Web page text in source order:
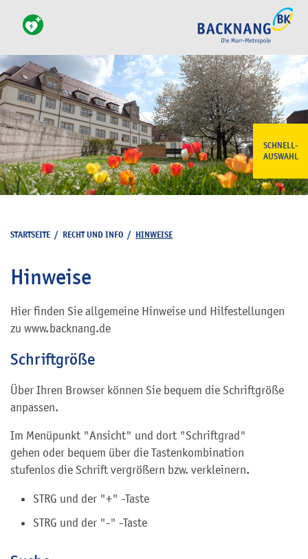
SCHNELL-
AUSWAHL
STARTSEITE / RECHT UND INFO / HINWEISE
Hinweise
Hier finden Sie allgemeine Hinweise und Hilfestellungen
zu www.backnang.de
Schriftgröße
Über Ihren Browser können Sie bequem die Schriftgröße
anpassen.
Im Menüpunkt "Ansicht" und dort "Schriftgrad"
gehen oder bequem über die Tastenkombination
stufenlos die Schrift vergrößern bzw. verkleinern.
STRG und der "+" -Taste
STRG und der "-" -Taste